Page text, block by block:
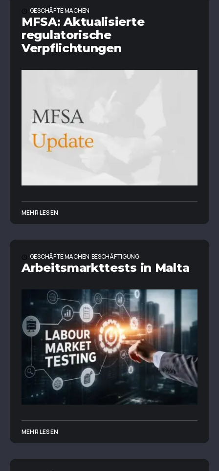
GESCHÄFTE MACHEN
MFSA: Aktualisierte
regulatorische
Verpflichtungen
MEHR LESEN
GESCHÄFTE MACHEN BESCHÄFTIGUNG
Arbeitsmarkttests in Malta
MEHR LESEN